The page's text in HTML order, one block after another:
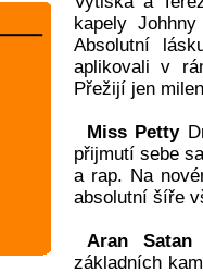
kapely
Absolutní
aplikovali v
Přežijí jen
Miss Petty
přijmutí sebe
a rap. Na
absolutní šíře
Aran Satan
základních